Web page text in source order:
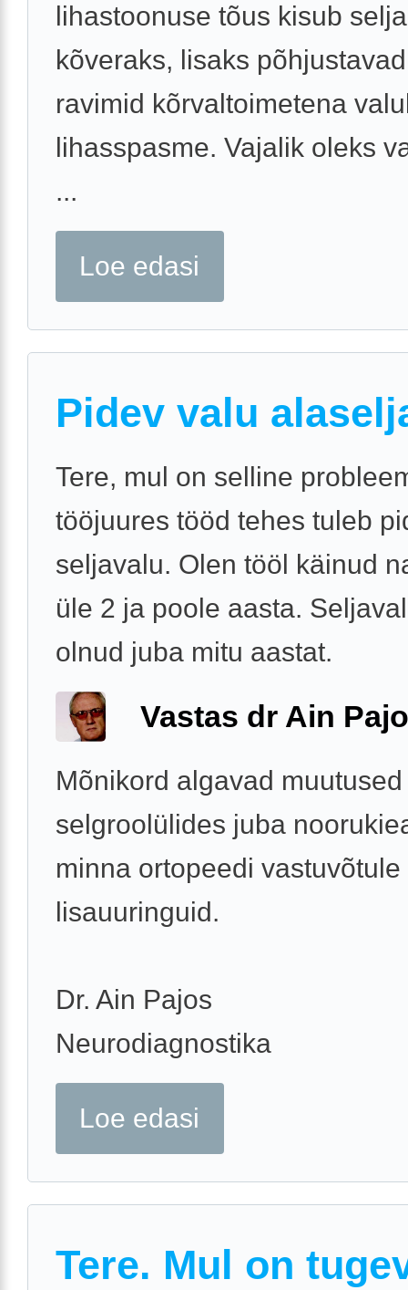
lihastoonuse tõus kisub selja
kõveraks, lisaks
ravimid kõrvaltoimetena
lihasspasme. Vajalik oleks
...
Loe edasi
Pidev valu
Tere, mul on selline
tööjuures tööd tehes tuleb
seljavalu. Olen tööl käinud
üle 2 ja poole aasta.
olnud juba mitu aastat.
Vastas dr Ain
Mõnikord algavad muutused
selgroolülides juba
minna ortopeedi vastuvõtule
lisauuringuid.
Dr. Ain Pajos
Neurodiagnostika
Loe edasi
Tere. Mul on